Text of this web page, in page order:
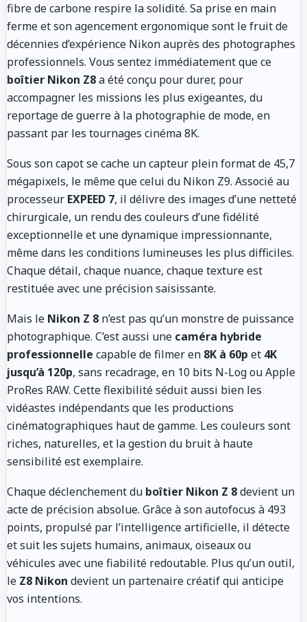
fibre de carbone respire la solidité. Sa prise en main
ferme et son agencement ergonomique sont le fruit de
décennies d’expérience Nikon auprès des photographes
professionnels. Vous sentez immédiatement que ce
boîtier Nikon Z8a été conçu pour durer, pour
accompagner les missions les plus exigeantes, du
reportage de guerre à la photographie de mode, en
passant par les tournages cinéma 8K.
Sous son capot se cache un capteur plein format de 45,7
mégapixels, le même que celui du Nikon Z9. Associé au
processeur EXPEED 7, il délivre des images d’une netteté
chirurgicale, un rendu des couleurs d’une fidélité
exceptionnelle et une dynamique impressionnante,
même dans les conditions lumineuses les plus difficiles.
Chaque détail, chaque nuance, chaque texture est
restituée avec une précision saisissante.
Mais le Nikon Z 8 n’est pas qu’un monstre de puissance
photographique. C’est aussi une caméra hybride
professionnelle capable de filmer en 8K à 60p et 4K
jusqu’à 120p, sans recadrage, en 10 bits N-Log ou Apple
ProRes RAW. Cette flexibilité séduit aussi bien les
vidéastes indépendants que les productions
cinématographiques haut de gamme. Les couleurs sont
riches, naturelles, et la gestion du bruit à haute
sensibilité est exemplaire.
Chaque déclenchement du boîtier Nikon Z 8devient un
acte de précision absolue. Grâce à son autofocus à 493
points, propulsé par l’intelligence artificielle, il détecte
et suit les sujets humains, animaux, oiseaux ou
véhicules avec une fiabilité redoutable. Plus qu’un outil,
le Z8 Nikon devient un partenaire créatif qui anticipe
vos intentions.